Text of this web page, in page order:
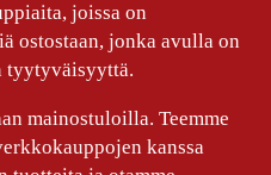
joissa on
ostostaan, jonka avulla on
tyytyväisyyttä.
mainostuloilla. Teemme
kanssa